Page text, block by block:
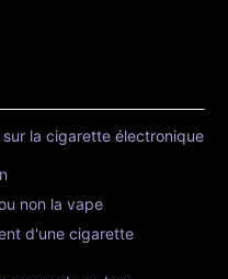
la cigarette électronique
non la vape
d'une cigarette